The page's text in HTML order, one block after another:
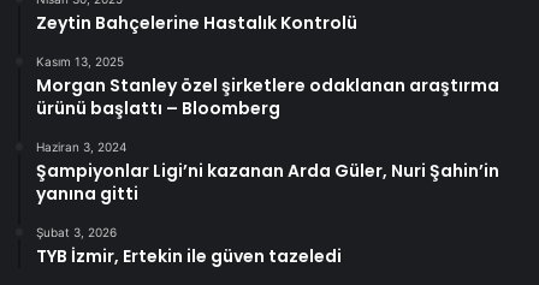
Zeytin Bahçelerine Hastalık Kontrolü
Kasım 13, 2025
Morgan Stanley özel şirketlere odaklanan araştırma
ürünü başlattı – Bloomberg
Haziran 3, 2024
Şampiyonlar Ligi’ni kazanan Arda Güler, Nuri Şahin’in
yanına gitti
Şubat 3, 2026
TYB İzmir, Ertekin ile güven tazeledi